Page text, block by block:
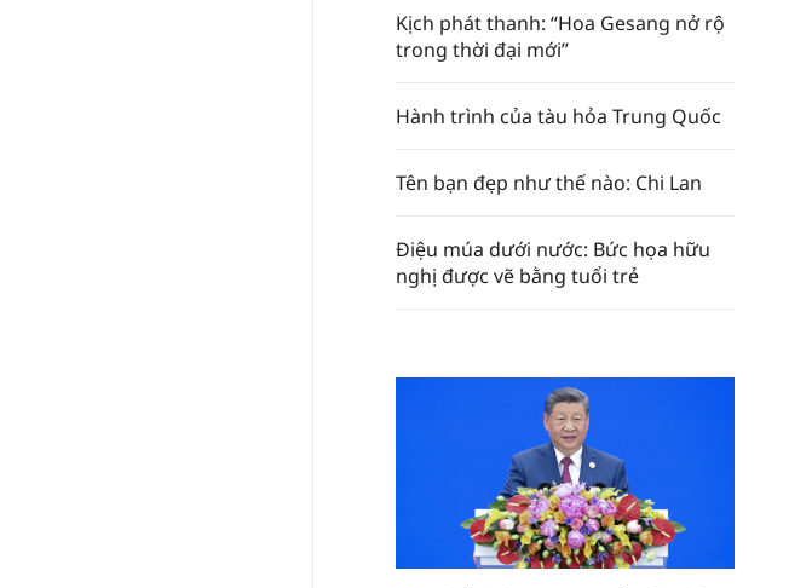
Kịch phát thanh: “Hoa Gesang nở rộ
trong thời đại mới”
Hành trình của tàu hỏa Trung Quốc
Tên bạn đẹp như thế nào: Chi Lan
Điệu múa dưới nước: Bức họa hữu
nghị được vẽ bằng tuổi trẻ